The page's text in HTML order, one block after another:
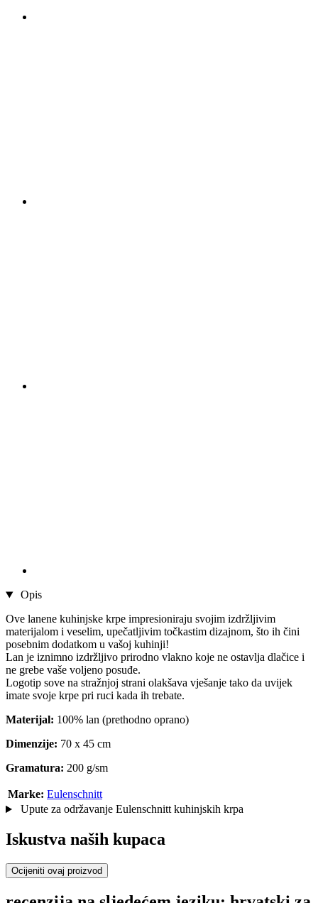
Opis
Ove lanene kuhinjske krpe impresioniraju svojim izdržljivim
materijalom i veselim, upečatljivim točkastim dizajnom, što ih čini
posebnim dodatkom u vašoj kuhinji!
Lan je iznimno izdržljivo prirodno vlakno koje ne ostavlja dlačice i
ne grebe vaše voljeno posuđe.
Logotip sove na stražnjoj strani olakšava vješanje tako da uvijek
imate svoje krpe pri ruci kada ih trebate.
Materijal: 100% lan (prethodno oprano)
Dimenzije: 70 x 45 cm
Gramatura: 200 g/sm
Marke: Eulenschnitt
Upute za održavanje Eulenschnitt kuhinjskih krpa
Iskustva naših kupaca
Ocijeniti ovaj proizvod